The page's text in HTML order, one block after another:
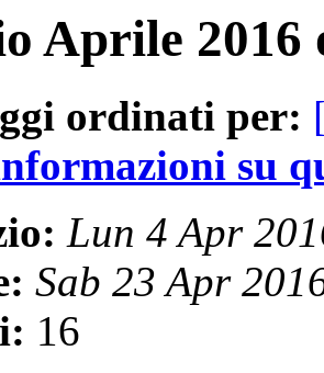
Aprile 2016
ordinati per:
su
Lun 4 Apr
Sab 23 Apr
16